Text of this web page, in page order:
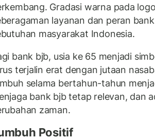
Gradasi warna pada
layanan dan peran
masyarakat Indonesia.
bank bjb, usia ke 65 menjadi
terjalin erat dengan jutaan
selama bertahun-tahun
bank bjb tetap relevan, dan
zaman.
Positif